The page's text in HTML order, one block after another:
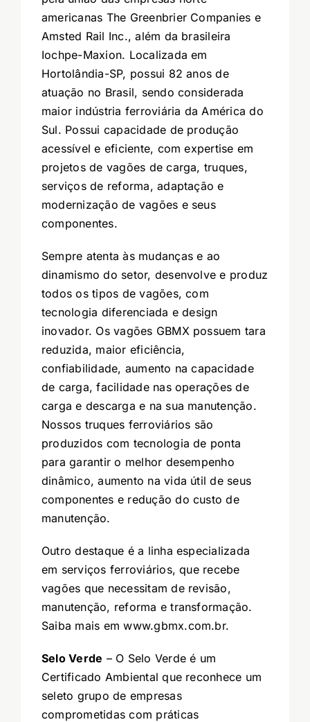
americanas The Greenbrier Companies e
Amsted Rail Inc., além da brasileira
Iochpe-Maxion. Localizada em
Hortolândia-SP, possui 82 anos de
atuação no Brasil, sendo considerada
maior indústria ferroviária da América do
Sul. Possui capacidade de produção
acessível e eficiente, com expertise em
projetos de vagões de carga, truques,
serviços de reforma, adaptação e
modernização de vagões e seus
componentes.
Sempre atenta às mudanças e ao
dinamismo do setor, desenvolve e produz
todos os tipos de vagões, com
tecnologia diferenciada e design
inovador. Os vagões GBMX possuem tara
reduzida, maior eficiência,
confiabilidade, aumento na capacidade
de carga, facilidade nas operações de
carga e descarga e na sua manutenção.
Nossos truques ferroviários são
produzidos com tecnologia de ponta
para garantir o melhor desempenho
dinâmico, aumento na vida útil de seus
componentes e redução do custo de
manutenção.
Outro destaque é a linha especializada
em serviços ferroviários, que recebe
vagões que necessitam de revisão,
manutenção, reforma e transformação.
Saiba mais emwww.gbmx.com.br.
Selo Verde – O Selo Verde é um
Certificado Ambiental que reconhece um
seleto grupo de empresas
comprometidas com práticas